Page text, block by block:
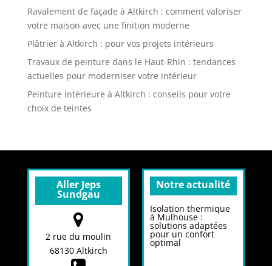
Ravalement de façade à Altkirch : comment valoriser
votre maison avec une finition moderne
Plâtrier à Altkirch : pour vos projets intérieurs
Travaux de peinture dans le Haut-Rhin : tendances
actuelles pour moderniser votre intérieur
Peinture intérieure à Altkirch : conseils pour votre
choix de teintes
Aller Jeps
Sundgau
2 rue du moulin
68130 Altkirch
Notre actualité
Isolation thermique
à Mulhouse :
solutions adaptées
pour un confort
optimal